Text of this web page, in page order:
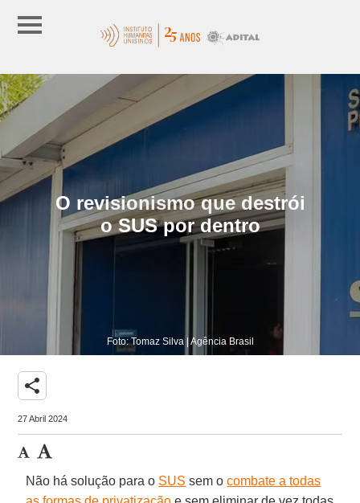
O revisionismo que destrói
o SUS por dentro
Foto: Tomaz Silva | Agência Brasil
share
27 Abril 2024
Não há solução para o SUS sem ocombate a todas